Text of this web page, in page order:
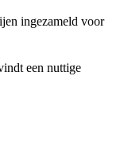
ingezameld voor
een nuttige